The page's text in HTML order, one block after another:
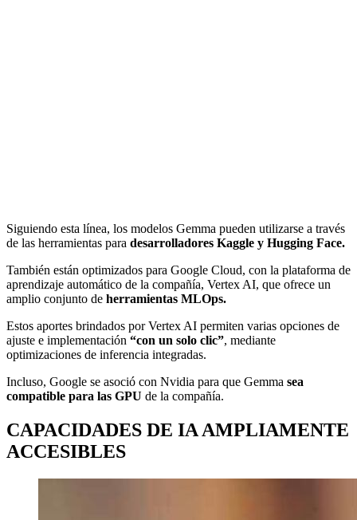
Siguiendo esta línea, los modelos Gemma pueden utilizarse a través
de las herramientas para desarrolladores Kaggle y Hugging Face.
También están optimizados para Google Cloud, con la plataforma de
aprendizaje automático de la compañía, Vertex AI, que ofrece un
amplio conjunto de herramientas MLOps.
Estos aportes brindados por Vertex AI permiten varias opciones de
ajuste e implementación “con un solo clic”, mediante
optimizaciones de inferencia integradas.
Incluso, Google se asoció con Nvidia para que Gemma sea
compatible para las GPU de la compañía.
CAPACIDADES DE IA AMPLIAMENTE
ACCESIBLES